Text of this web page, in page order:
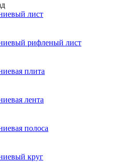
лист
рифленый лист
плита
лента
полоса
круг